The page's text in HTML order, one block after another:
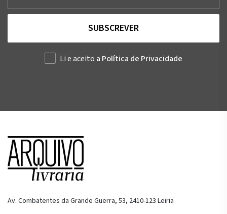
SUBSCREVER
Li e aceito a Política de Privacidade
Av. Combatentes da Grande Guerra, 53, 2410-123 Leiria